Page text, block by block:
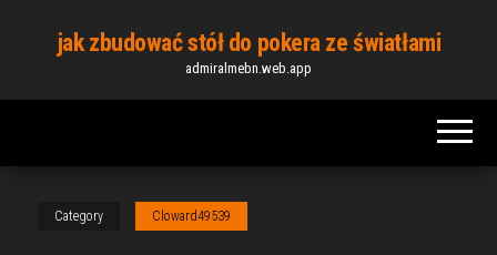
content
jak zbudować stół do pokera ze światłami
admiralmebn.web.app
Category Cloward49539